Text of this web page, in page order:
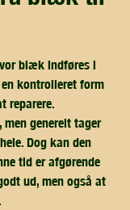
blæk indføres i
en kontrolleret form
reparere.
generelt tager
Dog kan den
tid er afgørende
ud, men også at